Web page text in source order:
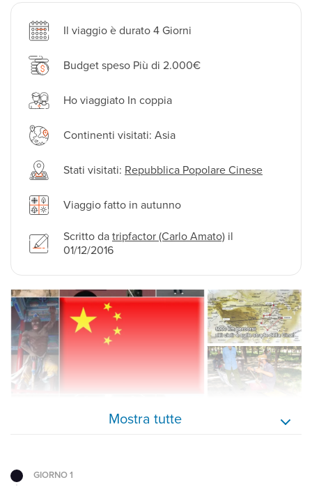
Il viaggio è durato 4 Giorni
Budget speso Più di 2.000€
Ho viaggiato In coppia
Continenti visitati: Asia
Stati visitati: Repubblica Popolare Cinese
Viaggio fatto in autunno
Scritto da tripfactor (Carlo Amato) il
01/12/2016
Mostra tutte
GIORNO 1